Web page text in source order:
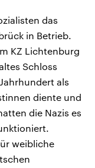
das
in Betrieb.
KZ Lichtenburg
Schloss
als
diente und
die Nazis es
weibliche